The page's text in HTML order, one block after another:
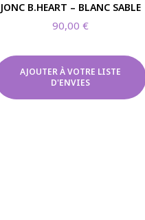
JONC B.HEART – BLANC SABLE
90,00 €
AJOUTER À VOTRE LISTE
D'ENVIES